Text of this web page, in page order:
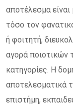
αποτέλεσμα είναι
τόσο τον
ή φοιτητή,
αγορά ποιοτικών
κατηγορίες. Η
αποτελεσματικά
επιστήμη,